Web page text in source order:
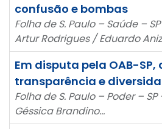
confusão e bombas
Folha de S. Paulo – Saúde – SP
Artur Rodrigues / Eduardo
Em disputa pela OAB-
transparência e
Folha de S. Paulo – Poder – SP
Géssica Brandino…